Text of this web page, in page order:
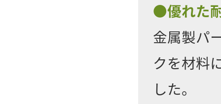
●優れた
金属製パ
クを材料
した。